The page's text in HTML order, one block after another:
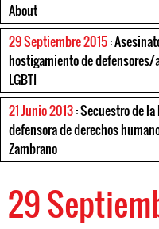
About
29 Septiembre 2015:
hostigamiento de defensores/
LGBTI
21 Junio 2013: Secuestro de
defensora de derechos
Zambrano
29